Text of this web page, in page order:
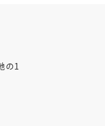
の1